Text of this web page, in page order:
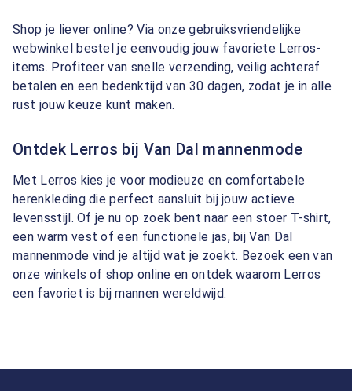
Shop je liever online? Via onze gebruiksvriendelijke
webwinkel bestel je eenvoudig jouw favoriete Lerros-
items. Profiteer van snelle verzending, veilig achteraf
betalen en een bedenktijd van 30 dagen, zodat je in alle
rust jouw keuze kunt maken.
Ontdek Lerros bij Van Dal mannenmode
Met Lerros kies je voor modieuze en comfortabele
herenkleding die perfect aansluit bij jouw actieve
levensstijl. Of je nu op zoek bent naar een stoer T-shirt,
een warm vest of een functionele jas, bij Van Dal
mannenmode vind je altijd wat je zoekt. Bezoek een van
onze winkels of shop online en ontdek waarom Lerros
een favoriet is bij mannen wereldwijd.